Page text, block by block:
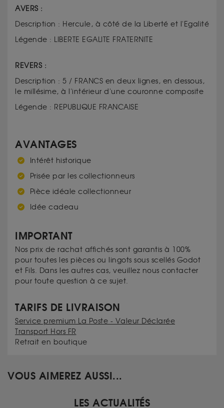
AVERS :
Description : Hercule, à côté de la Liberté et l'Egalité
Légende : LIBERTE EGALITE FRATERNITE
REVERS :
Description : 5 / FRANCS en deux lignes, en dessous,
le millésime, à l'intérieur d'une couronne composite
Légende : REPUBLIQUE FRANCAISE
AVANTAGES
Intérêt historique
Prisée par les collectionneurs
Pièce idéale collectionneur
Idée cadeau
IMPORTANT
Nos prix de rachat affichés sont garantis à 100%
pour toutes les pièces ou lingots sous scellés Godot
et Fils. Dans les autres cas, veuillez nous contacter
pour toute question à ce sujet.
TARIFS DE LIVRAISON
Service premium La Poste - Valeur Déclarée
Transport Hors FR
Retrait en boutique
VOUS AIMEREZ AUSSI...
LES ACTUALITÉS